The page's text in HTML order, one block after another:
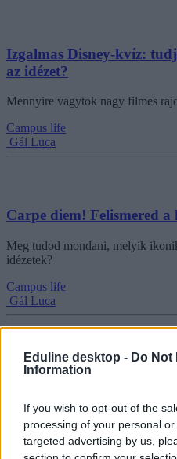
Eduline desktop - Do Not
Information
If you wish to opt-out of the
processing of your personal
targeted advertising by us,
Izgalmas Disney-kvíz:
az idézet?
Mennyire vagytok nagy filmes
Campus life
Gál Luca
Carpe diem! Felismered a
Meg tudod mondani, melyik
idézetek?
Campus life
Gál Luca
Irodalmi kvíz estére:
Felismeritek egy-egy idézet
műveket?
Campus life